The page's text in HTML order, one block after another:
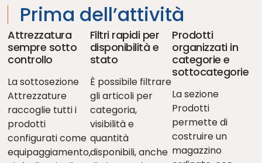
Prima dell’attività
Attrezzatura
sempre sotto
controllo
La sottosezione
Attrezzature
raccoglie tutti i
prodotti
configurati come
equipaggiamento,
Filtri rapidi per
disponibilità e
stato
È possibile filtrare
gli articoli per
categoria,
visibilità e
quantità
disponibili, anche
Prodotti
organizzati in
categorie e
sottocategorie
La sezione
Prodotti
permette di
costruire un
magazzino